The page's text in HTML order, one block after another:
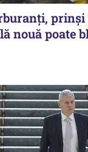
nouă poate